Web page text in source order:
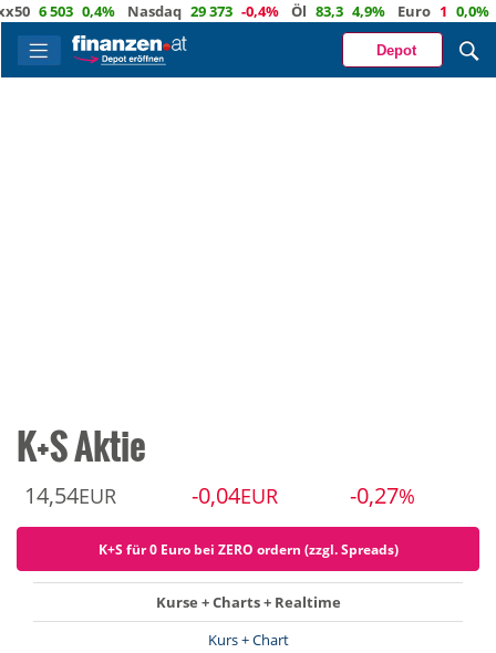
6 503 0,4% Nasdaq 29 373 -0,4% Öl 83,3 4,9% Euro 1 0,0%
Depot
K+S Aktie
14,54EUR -0,04EUR -0,27%
K+S für 0 Euro bei ZERO ordern (zzgl. Spreads)
Kurse + Charts + Realtime
Kurs + Chart